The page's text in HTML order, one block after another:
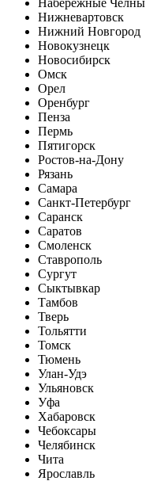
Нижневартовск
Нижний Новгород
Новокузнецк
Новосибирск
Омск
Орел
Оренбург
Пенза
Пермь
Пятигорск
Ростов-на-Дону
Рязань
Самара
Санкт-Петербург
Саранск
Саратов
Смоленск
Ставрополь
Сургут
Сыктывкар
Тамбов
Тверь
Тольятти
Томск
Тюмень
Улан-Удэ
Ульяновск
Уфа
Хабаровск
Чебоксары
Челябинск
Чита
Ярославль